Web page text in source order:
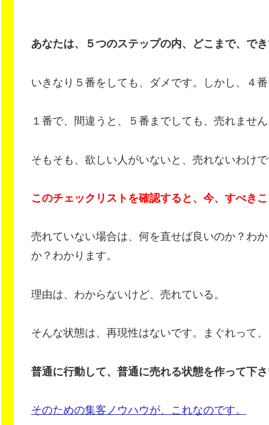
あなたは、５つのステップの内、どこまで、で
いきなり５番をしても、ダメです。しかし、４
１番で、間違うと、５番までしても、売れません
そもそも、欲しい人がいないと、売れないわけで
このチェックリストを確認すると、今、すべきこ
売れていない場合は、何を直せば良いのか？わ
か？わかります。
理由は、わからないけど、売れている。
そんな状態は、再現性はないです。まぐれって、
普通に行動して、普通に売れる状態を作って下さ
そのための集客ノウハウが、これなのです。